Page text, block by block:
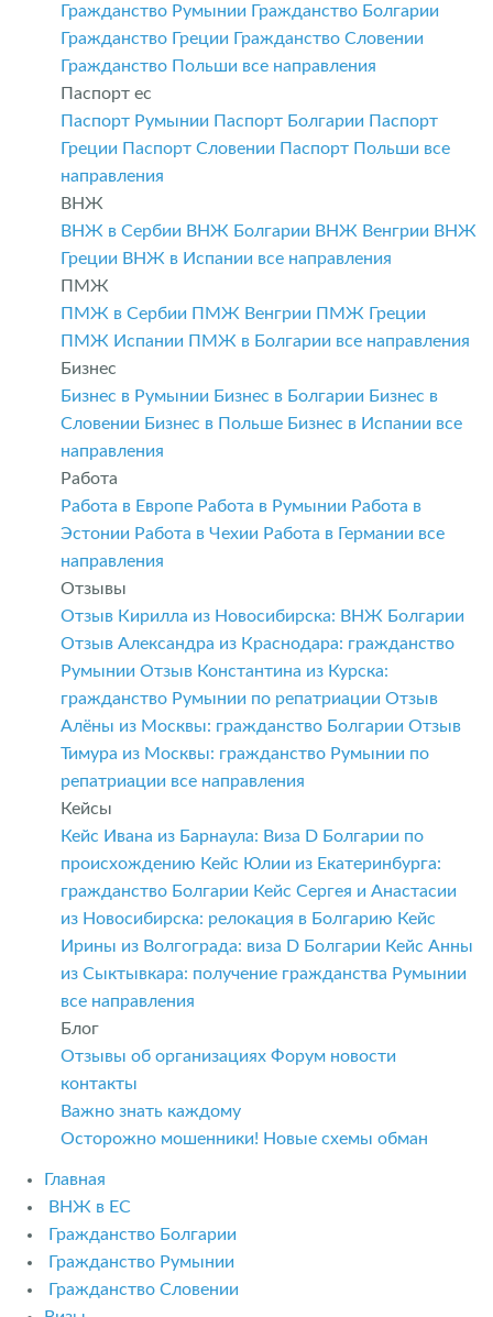
Гражданство Румынии Гражданство Болгарии
Гражданство Греции Гражданство Словении
Гражданство Польши все направления
Паспорт ес
Паспорт Румынии Паспорт Болгарии Паспорт
Греции Паспорт Словении Паспорт Польши все
направления
ВНЖ
ВНЖ в Сербии ВНЖ Болгарии ВНЖ Венгрии ВНЖ
Греции ВНЖ в Испании все направления
ПМЖ
ПМЖ в Сербии ПМЖ Венгрии ПМЖ Греции
ПМЖ Испании ПМЖ в Болгарии все направления
Бизнес
Бизнес в Румынии Бизнес в Болгарии Бизнес в
Словении Бизнес в Польше Бизнес в Испании все
направления
Работа
Работа в Европе Работа в Румынии Работа в
Эстонии Работа в Чехии Работа в Германии все
направления
Отзывы
Отзыв Кирилла из Новосибирска: ВНЖ Болгарии
Отзыв Александра из Краснодара: гражданство
Румынии Отзыв Константина из Курска:
гражданство Румынии по репатриации Отзыв
Алёны из Москвы: гражданство Болгарии Отзыв
Тимура из Москвы: гражданство Румынии по
репатриации все направления
Кейсы
Кейс Ивана из Барнаула: Виза D Болгарии по
происхождению Кейс Юлии из Екатеринбурга:
гражданство Болгарии Кейс Сергея и Анастасии
из Новосибирска: релокация в Болгарию Кейс
Ирины из Волгограда: виза D Болгарии Кейс Анны
из Сыктывкара: получение гражданства Румынии
все направления
Блог
Отзывы об организациях Форум новости
контакты
Важно знать каждому
Осторожно мошенники! Новые схемы обман
Главная
ВНЖ в ЕС
Гражданство Болгарии
Гражданство Румынии
Гражданство Словении